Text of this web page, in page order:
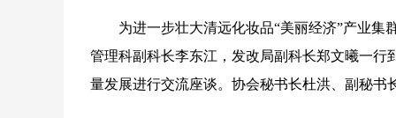
为进一步壮大清远化妆品“美丽经济”产业
管理科副科长李东江，发改局副科长郑文曦一
量发展进行交流座谈。协会秘书长杜洪、副秘